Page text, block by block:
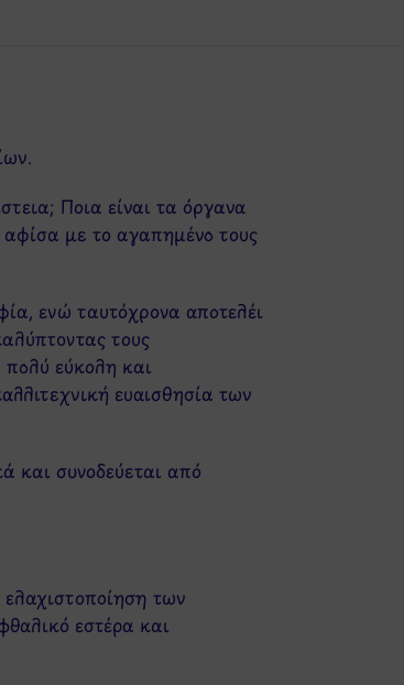
Ποια είναι τα όργανα
αφίσα με το αγαπημένο τους
ενώ ταυτόχρονα αποτελέι
τους
πολύ εύκολη και
ευαισθησία των
και συνοδεύεται από
ελαχιστοποίηση των
εστέρα και